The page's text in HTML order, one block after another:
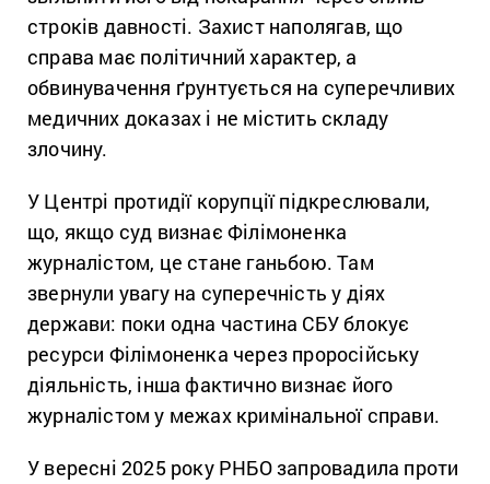
строків давності. Захист наполягав, що
справа має політичний характер, а
обвинувачення ґрунтується на суперечливих
медичних доказах і не містить складу
злочину.
У Центрі протидії корупції підкреслювали,
що, якщо суд визнає Філімоненка
журналістом, це стане ганьбою. Там
звернули увагу на суперечність у діях
держави: поки одна частина СБУ блокує
ресурси Філімоненка через проросійську
діяльність, інша фактично визнає його
журналістом у межах кримінальної справи.
У вересні 2025 року РНБО запровадила проти